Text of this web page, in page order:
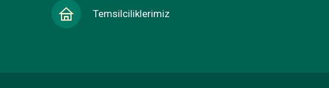
Temsilciliklerimiz